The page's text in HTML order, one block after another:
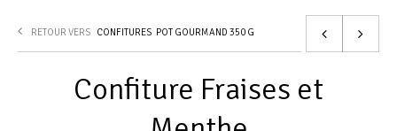
RETOUR VERS CONFITURES POT GOURMAND 350 G
Confiture Fraises et